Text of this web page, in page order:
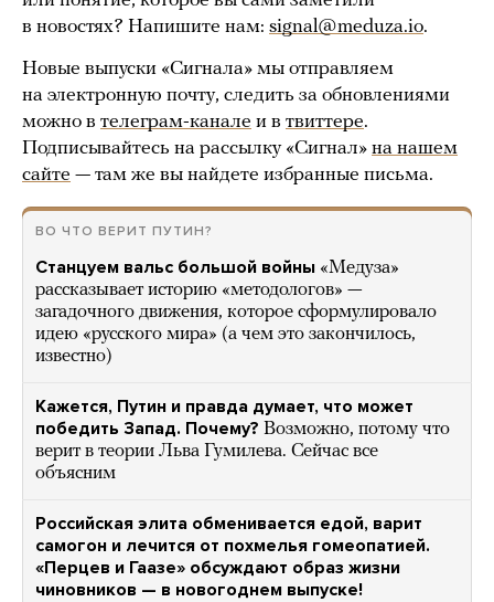
в новостях? Напишите нам: signal@meduza.io.
Новые выпуски «Сигнала» мы отправляем
на электронную почту, следить за обновлениями
можно в телеграм-канале и в твиттере.
Подписывайтесь на рассылку «Сигнал» на нашем
сайте — там же вы найдете избранные письма.
ВО ЧТО ВЕРИТ ПУТИН?
Станцуем вальс большой войны «Медуза»
рассказывает историю «методологов» —
загадочного движения, которое сформулировало
идею «русского мира» (а чем это закончилось,
известно)
Кажется, Путин и правда думает, что может
победить Запад. Почему? Возможно, потому что
верит в теории Льва Гумилева. Сейчас все
объясним
Российская элита обменивается едой, варит
самогон и лечится от похмелья гомеопатией.
«Перцев и Гаазе» обсуждают образ жизни
чиновников — в новогоднем выпуске!